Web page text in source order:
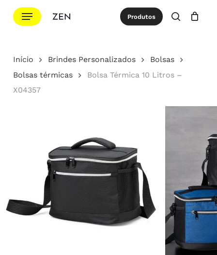
para
principal
Menu Produtos
procurar
Cotação Close
Início Brindes Personalizados
Bolsas
Bolsas térmicas
Bolsa Térmica 10 Litros –
X04357